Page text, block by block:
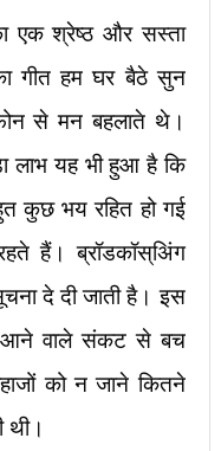
एक श्रेष्ठ और सस्ता
गीत हम घर बैठे सुन
से मन बहलाते थे।
लाभ यह भी हुआ है कि
कुछ भय रहित हो गई
हैं। ब्रॉडकॉस्अिंग
दे दी जाती है। इस
आने वाले संकट से बच
को न जाने कितने
थी।